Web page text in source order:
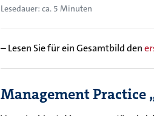
Lesedauer: ca. 5 Minuten
– Lesen Sie für ein Gesamtbild den
Management Practice